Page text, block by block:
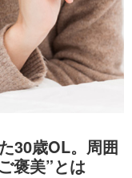
30歳OL。周囲
褒美”とは